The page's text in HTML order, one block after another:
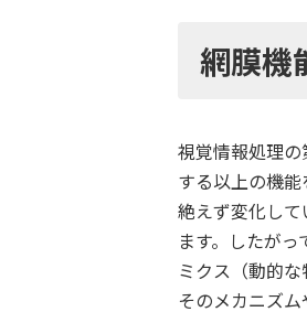
網膜機
視覚情報処理
する以上の機
絶えず変化し
ます。したが
ミクス（動的な
そのメカニズ